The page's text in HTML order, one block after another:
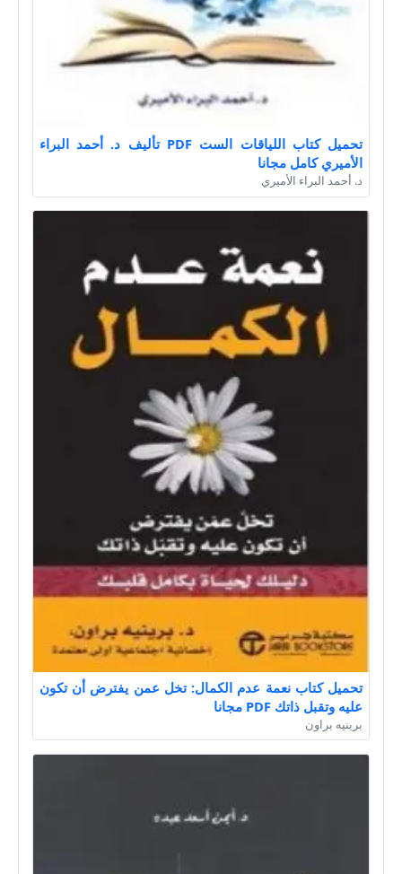
تحميل كتاب اللياقات الست PDF تأليف د. أحمد البراء
الأميري كامل مجانا
د. أحمد البراء الأميري
تحميل كتاب نعمة عدم الكمال: تخل عمن يفترض أن تكون
عليه وتقبل ذاتك PDF مجانا
برينيه براون